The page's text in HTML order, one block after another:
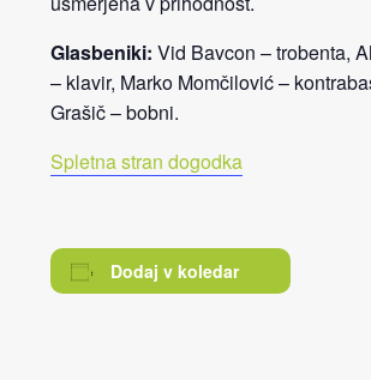
Glasbeniki:Vid Bavcon – trobenta,
– klavir, Marko Momčilović –
Grašič – bobni.
Spletna stran dogodka
Dodaj v koledar